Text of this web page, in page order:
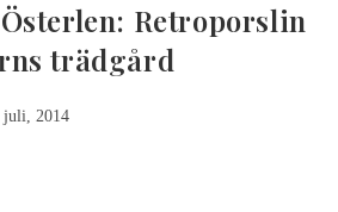
Retroporslin
trädgård
juli, 2014